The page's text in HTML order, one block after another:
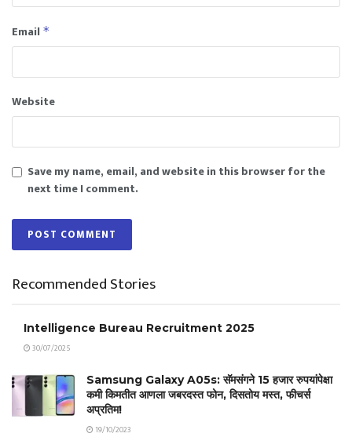
Email *
Website
Save my name, email, and website in this browser for the
next time I comment.
Recommended Stories
Intelligence Bureau Recruitment 2025
30/07/2025
Samsung Galaxy A05s: सॅमसंगने 15 हजार रुपयांपेक्षा
कमी किमतीत आणला जबरदस्त फोन, दिसतोय मस्त, फीचर्स
अप्रतिम!
19/10/2023